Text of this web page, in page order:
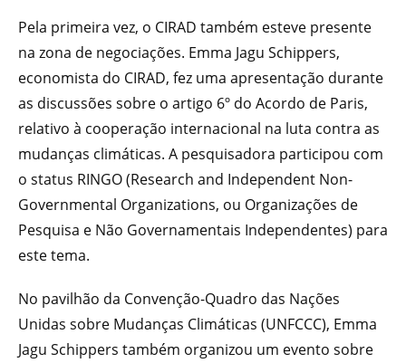
Pela primeira vez, o CIRAD também esteve presente
na zona de negociações. Emma Jagu Schippers,
economista do CIRAD, fez uma apresentação durante
as discussões sobre o artigo 6º do Acordo de Paris,
relativo à cooperação internacional na luta contra as
mudanças climáticas. A pesquisadora participou com
o status RINGO (Research and Independent Non-
Governmental Organizations, ou Organizações de
Pesquisa e Não Governamentais Independentes) para
este tema.
No pavilhão da Convenção-Quadro das Nações
Unidas sobre Mudanças Climáticas (UNFCCC), Emma
Jagu Schippers também organizou um evento sobre